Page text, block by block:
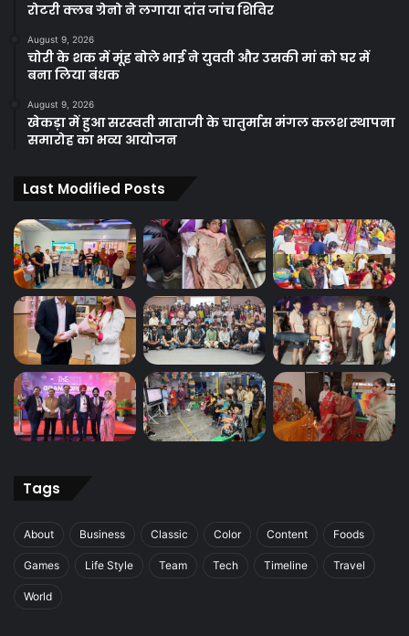
रोटरी क्लब ग्रेनो ने लगाया दांत जांच शिविर
August 9, 2026
चोरी के शक में मूंह बोले भाई ने युवती और उसकी मां को घर में
बना लिया बंधक
August 9, 2026
खेकड़ा में हुआ सरस्वती माताजी के चातुर्मास मंगल कलश स्थापना
समारोह का भव्य आयोजन
Last Modified Posts
Tags
About Business Classic Color Content Foods
Games Life Style Team Tech Timeline Travel
World